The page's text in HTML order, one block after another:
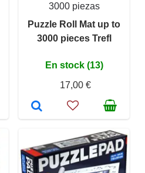
3000 piezas
Puzzle Roll Mat up to
3000 pieces Trefl
En stock (13)
17,00 €